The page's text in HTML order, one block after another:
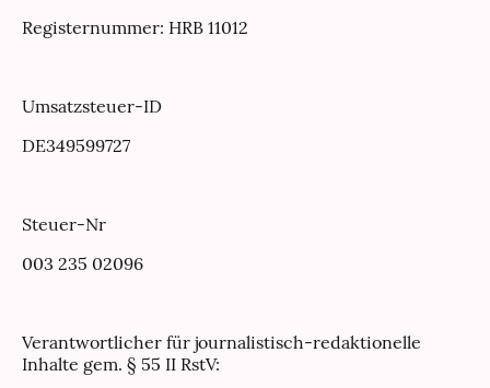
Registernummer: HRB 11012
Umsatzsteuer-ID
DE349599727
Steuer-Nr
003 235 02096
Verantwortlicher für journalistisch-redaktionelle
Inhalte gem. § 55 II RstV: